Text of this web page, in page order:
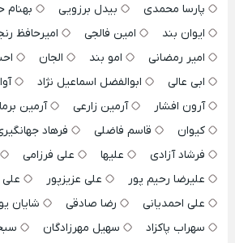
پارسا محمدی
بیدل برزویی بهنام
ایوان بند
امین فالجی امیرحافظ
امیر رمضانی
امو بند الجان
ابی عالی
ابوالفضل اسماعیل نژاد
آرون افشار
آرمین زارعی آرمین
کیوان
قاسم فاضلی فرهاد
فرشاد آزادی
علیها علی فرزامی
علیرضا رحیم پور
علی عزیزپور
علی احمدیانی
رضا صادقی شایان یو
سهراب پاکزاد
سهیل مهرزادگان